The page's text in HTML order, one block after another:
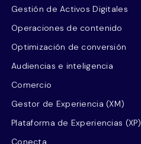
Gestión de Activos Digitales
Operaciones de contenido
Optimización de conversión
Audiencias e inteligencia
Comercio
Gestor de Experiencia (XM)
Plataforma de Experiencias (XP)
Conecta